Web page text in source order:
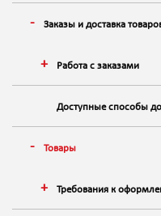
Заказы и доставка
Работа с заказами
Доступные способы
Товары
Требования к